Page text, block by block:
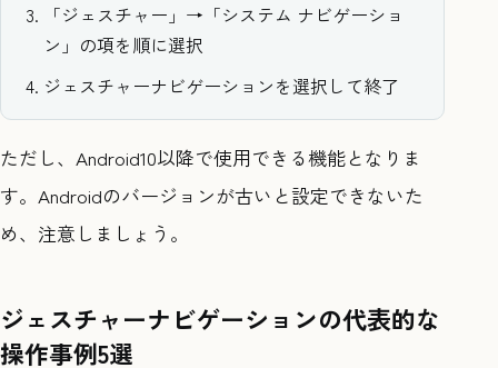
「ジェスチャー」→「システム ナビゲーショ
ン」の項を順に選択
ジェスチャーナビゲーションを選択して終了
ただし、Android10以降で使用できる機能となりま
す。Androidのバージョンが古いと設定できないた
め、注意しましょう。
ジェスチャーナビゲーションの代表的な
操作事例5選